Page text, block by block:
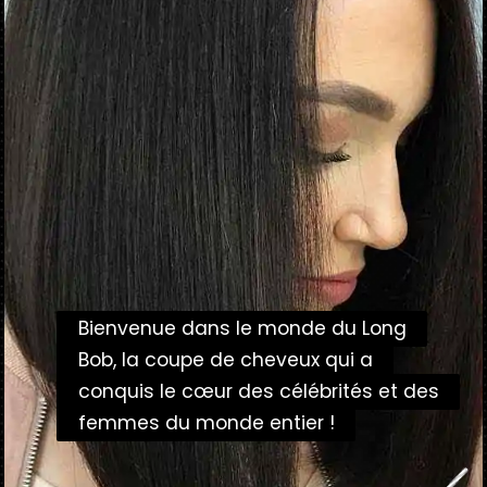
Bienvenue dans le monde du Long
Bob, la coupe de cheveux qui a
conquis le cœur des célébrités et des
femmes du monde entier !
Bienvenue dans le monde du Long
Bob, la coupe de cheveux qui a
conquis le cœur des célébrités et des
femmes du monde entier !